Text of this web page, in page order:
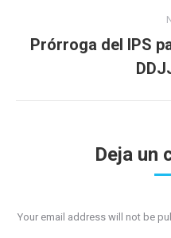
Prórroga del IPS
Deja un
Your email address will not be